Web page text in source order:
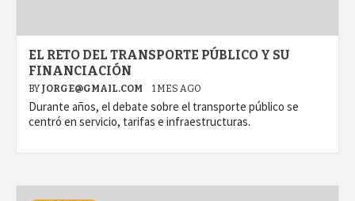
EL RETO DEL TRANSPORTE PÚBLICO Y SU
FINANCIACIÓN
BY JORGE@GMAIL.COM 1 MES AGO
Durante años, el debate sobre el transporte público se
centró en servicio, tarifas e infraestructuras.